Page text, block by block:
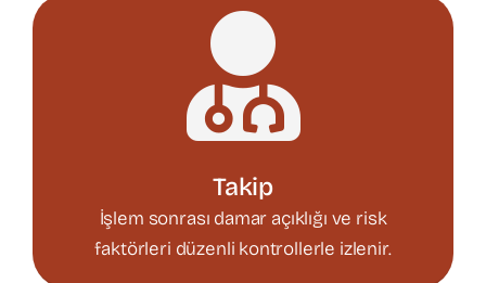
Takip
İşlem sonrası damar açıklığı ve risk
faktörleri düzenli kontrollerle izlenir.